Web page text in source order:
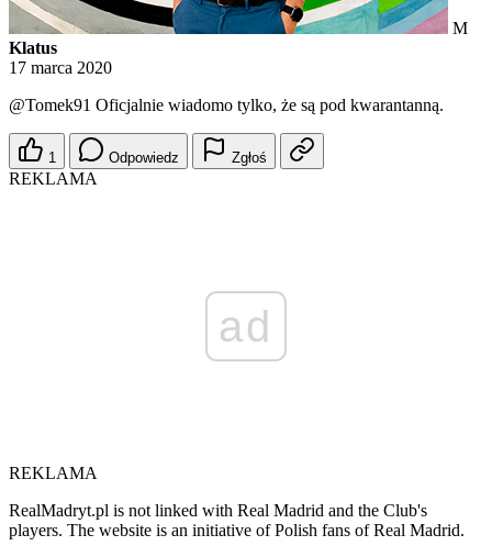
M
Klatus
17 marca 2020
@Tomek91 Oficjalnie wiadomo tylko, że są pod kwarantanną.
1 Odpowiedz Zgłoś
REKLAMA
ad
REKLAMA
RealMadryt.pl is not linked with Real Madrid and the Club's
players. The website is an initiative of Polish fans of Real Madrid.